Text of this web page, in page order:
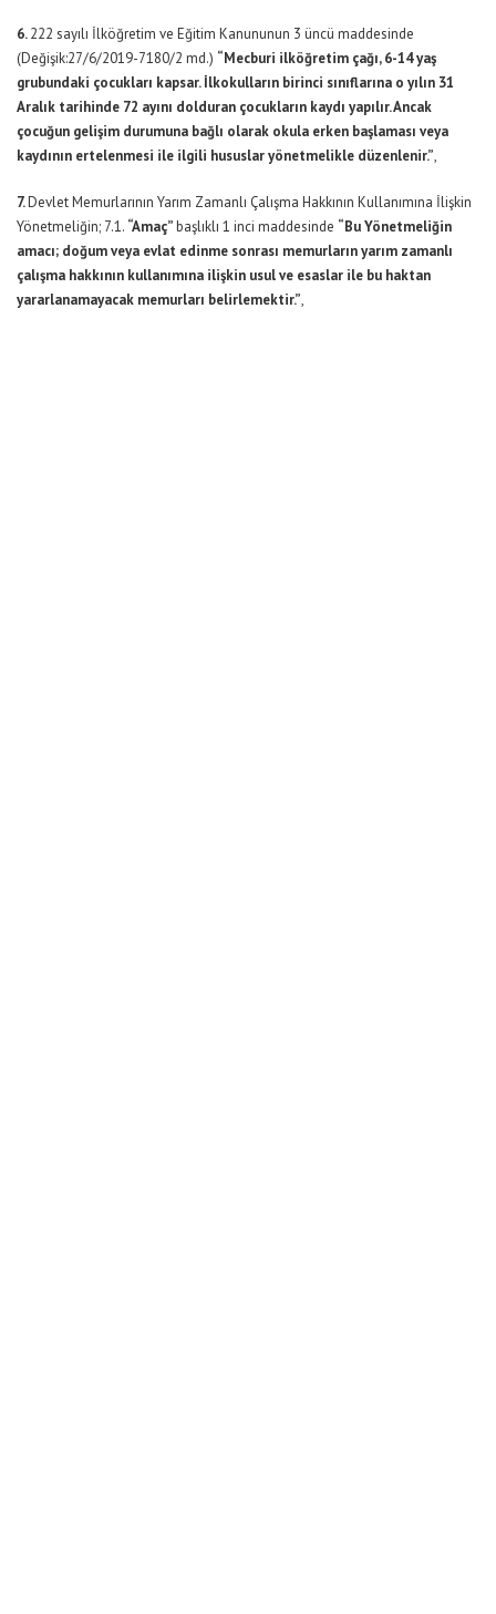
6.222 sayılı İlköğretim ve Eğitim Kanununun 3 üncü maddesinde
(Değişik:27/6/2019-7180/2 md.) “Mecburi ilköğretim çağı, 6-14 yaş
grubundaki çocukları kapsar. İlkokulların birinci sınıflarına o yılın 31
Aralık tarihinde 72 ayını dolduran çocukların kaydı yapılır. Ancak
çocuğun gelişim durumuna bağlı olarak okula erken başlaması veya
kaydının ertelenmesi ile ilgili hususlar yönetmelikle düzenlenir.”,
7.Devlet Memurlarının Yarım Zamanlı Çalışma Hakkının Kullanımına İlişkin
Yönetmeliğin; 7.1. “Amaç”başlıklı 1 inci maddesinde “Bu Yönetmeliğin
amacı; doğum veya evlat edinme sonrası memurların yarım zamanlı
çalışma hakkının kullanımına ilişkin usul ve esaslar ile bu haktan
yararlanamayacak memurları belirlemektir.”,